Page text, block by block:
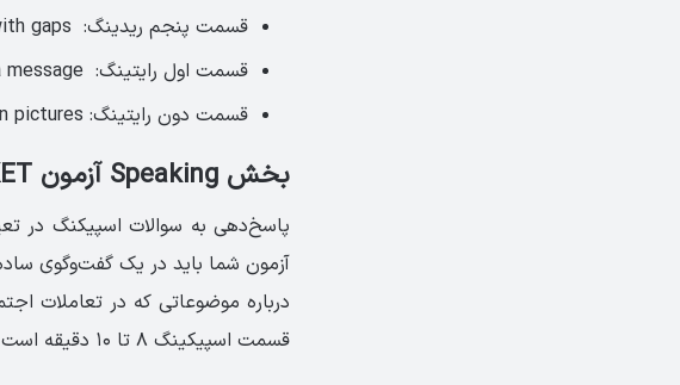
قسمت پنجم ریدینگ: text with gaps
قسمت اول رایتینگ: write a message
قسمت دون رایتینگ: write a story based on pictures
بخش Speaking آزمون KET
پاسخ‌دهی به سوالات اسپیکنگ در
آزمون شما باید در یک گفت‌وگوی
درباره موضوعاتی که در تعاملات
قسمت اسپیکینگ ۸ تا ۱۰ دقیقه است و نمره آن، ۲۵ درصد از کل نمره شما را تشکیل می‌دهد.